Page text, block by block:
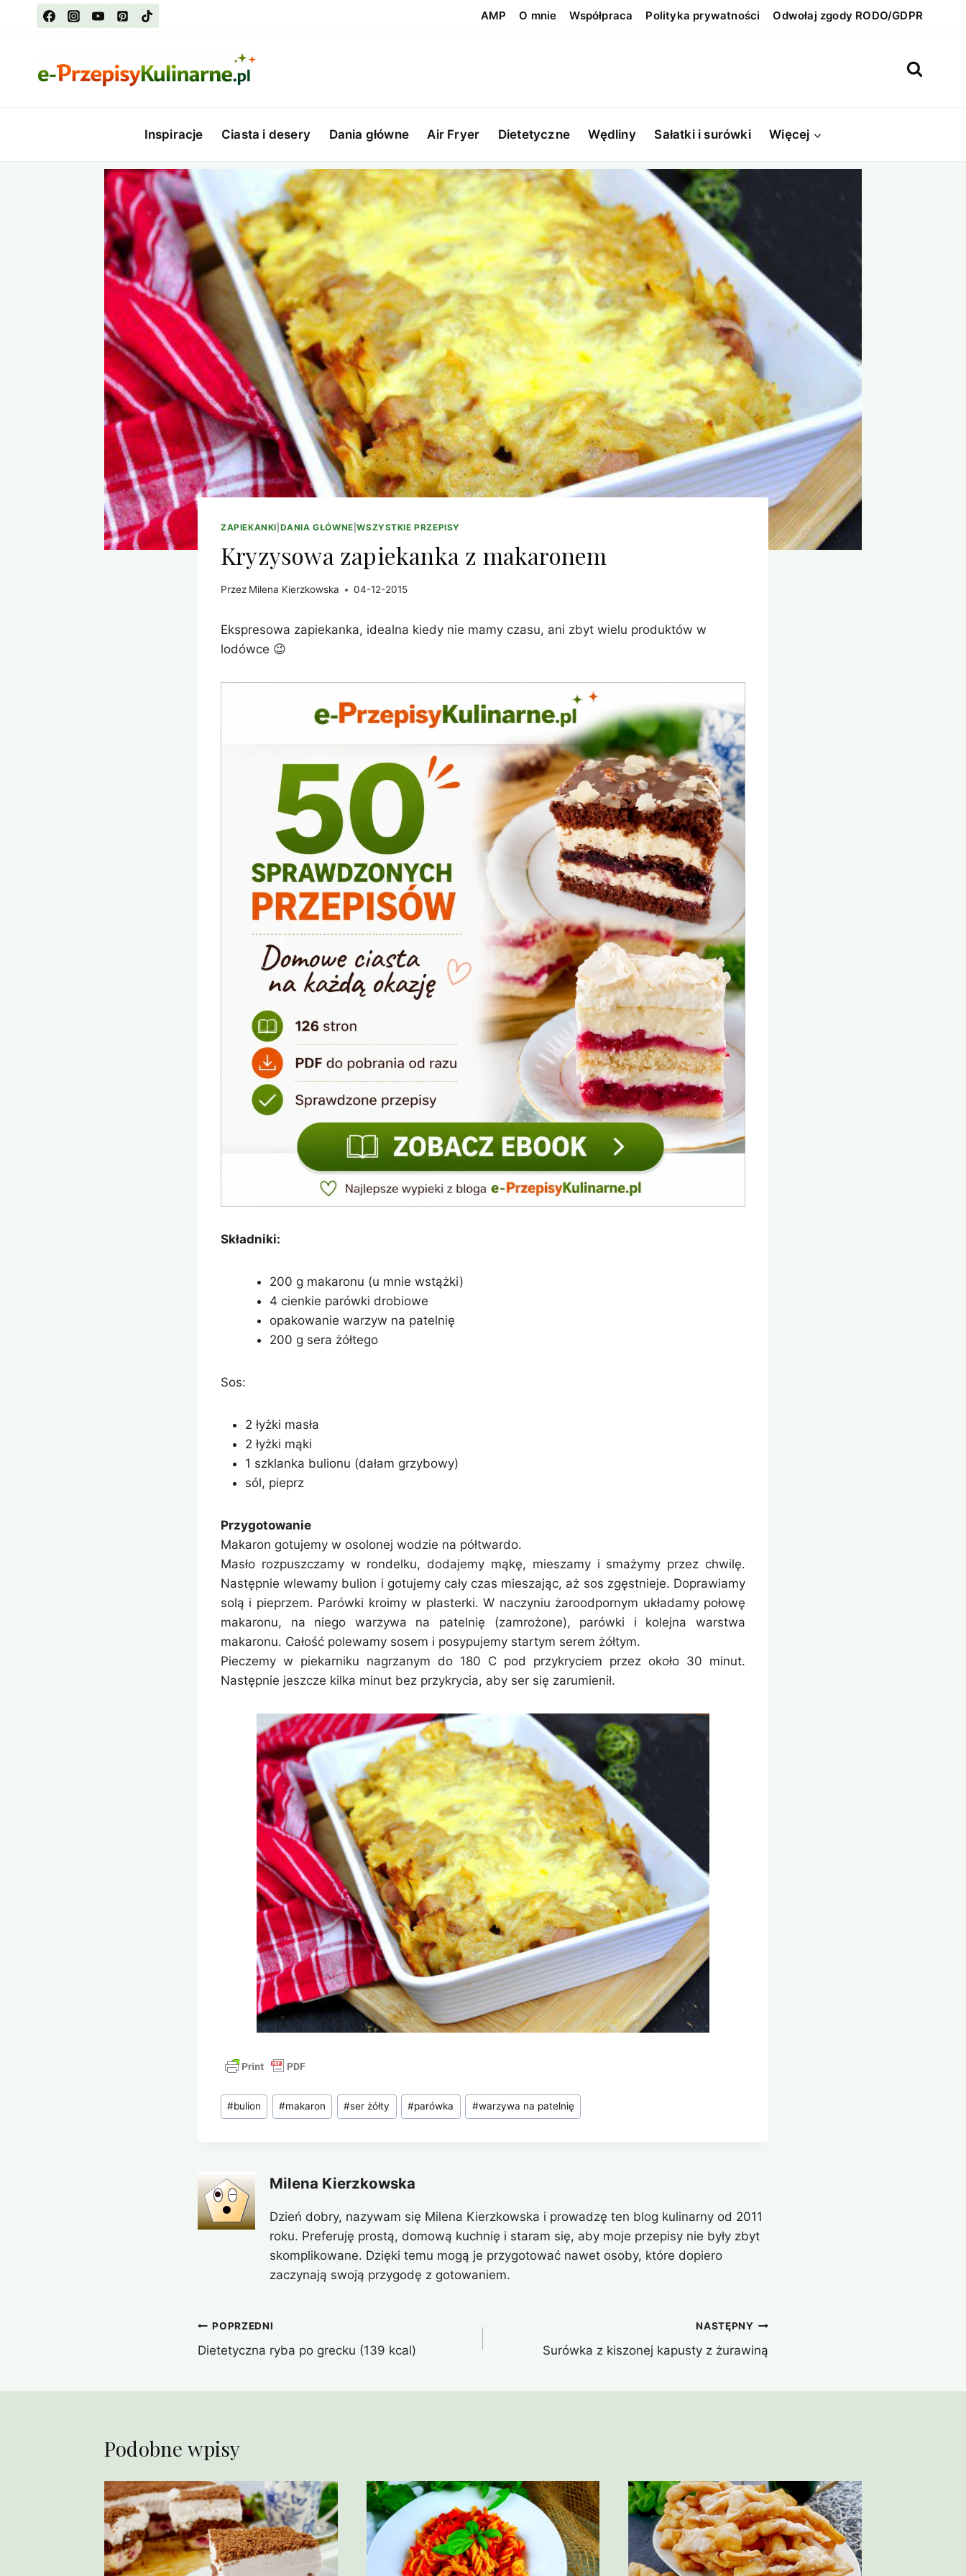
AMP O mnie Współpraca Polityka prywatności Odwołaj zgody RODO/GDPR
Inspiracje Ciasta i desery Dania główne Air Fryer Dietetyczne Wędliny Sałatki i surówki Więcej
ZAPIEKANKI DANIA GŁÓWNE |WSZYSTKIE PRZEPISY
Kryzysowa zapiekanka z makaronem
Przez Milena Kierzkowska 04-12-2015
Ekspresowa zapiekanka, idealna kiedy nie mamy czasu, ani zbyt wielu produktów w
lodówce 😉
Składniki:
200 g makaronu (u mnie wstążki)
4 cienkie parówki drobiowe
opakowanie warzyw na patelnię
200 g sera żółtego
Sos:
2 łyżki masła
2 łyżki mąki
1 szklanka bulionu (dałam grzybowy)
sól, pieprz
Przygotowanie
Makaron gotujemy w osolonej wodzie na półtwardo.
Masło rozpuszczamy w rondelku, dodajemy mąkę, mieszamy i smażymy przez chwilę.
Następnie wlewamy bulion i gotujemy cały czas mieszając, aż sos zgęstnieje. Doprawiamy
solą i pieprzem. Parówki kroimy w plasterki. W naczyniu żaroodpornym układamy połowę
makaronu, na niego warzywa na patelnię (zamrożone), parówki i kolejna warstwa
makaronu. Całość polewamy sosem i posypujemy startym serem żółtym.
Pieczemy w piekarniku nagrzanym do 180 C pod przykryciem przez około 30 minut.
Następnie jeszcze kilka minut bez przykrycia, aby ser się zarumienił.
Tagi
wpisu:
#bulion #makaron #ser żółty #parówka #warzywa na patelnię
Milena Kierzkowska
Dzień dobry, nazywam się Milena Kierzkowska i prowadzę ten blog kulinarny od 2011
roku. Preferuję prostą, domową kuchnię i staram się, aby moje przepisy nie były zbyt
skomplikowane. Dzięki temu mogą je przygotować nawet osoby, które dopiero
zaczynają swoją przygodę z gotowaniem.
Nawigacja
wpisu
POPRZEDNI
Dietetyczna ryba po grecku (139 kcal)
NASTĘPNY
Surówka z kiszonej kapusty z żurawiną
Podobne wpisy